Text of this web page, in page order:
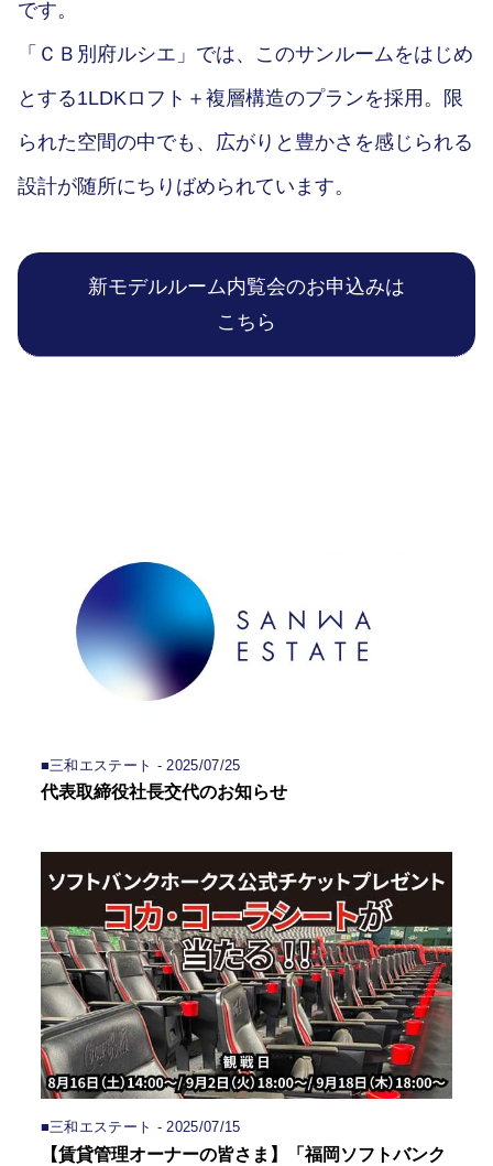
です。
「ＣＢ別府ルシエ」では、このサンルームをはじめ
とする1LDKロフト＋複層構造のプランを採用。限
られた空間の中でも、広がりと豊かさを感じられる
設計が随所にちりばめられています。
新モデルルーム内覧会のお申込みは
こちら
■三和エステート - 2025/07/25
代表取締役社長交代のお知らせ
■三和エステート - 2025/07/15
【賃貸管理オーナーの皆さま】「福岡ソフトバンク